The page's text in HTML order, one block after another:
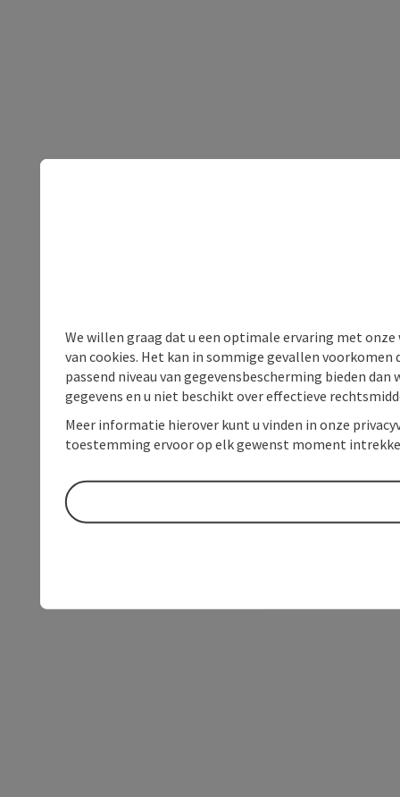
We willen graag dat u een optimale ervaring met
van cookies. Het kan in sommige gevallen voorkomen
passend niveau van gegevensbescherming bieden
gegevens en u niet beschikt over effectieve
Meer informatie hierover kunt u vinden in onze
toestemming ervoor op elk gewenst moment